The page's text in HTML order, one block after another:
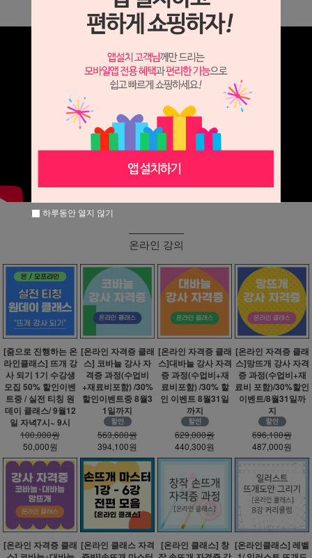
그랑데 네트 스퀘어 백
온라인 강의
[줌으로 진행하는 온
라인클래스] 뜨개 강
사 되기 1기 수강생
모집 50% 할인이벤
트중 / 실전 티칭 원
데이 클래스/ 9월12
일 자녁7시~ 9시
100,000원
50,000원
[온라인 자격증 클래
스] 코바늘 강사 자
격증 과정(수업비
+재료비포함) /30%
할인이벤트중 8월3
1일까지
563,600원
394,100원
[온라인 자격증 클래
스]대바늘 강사 자격
증 과정(수업비+재
료비포함) /30% 할
인 이벤트 8월31일
까지
629,000원
440,300원
[온라인 자격증 클래
스]망뜨개 강사 자격
증 과정(수업비+재
료비 포함)/30%할인
이벤트/8월31일까
지
696,100원
487,000원
[온라인 자격증 클래 [온라인 클래스 자격
[온라인 클래스] 창 [온라인클래스] 레벨
하루동안 열지 않기